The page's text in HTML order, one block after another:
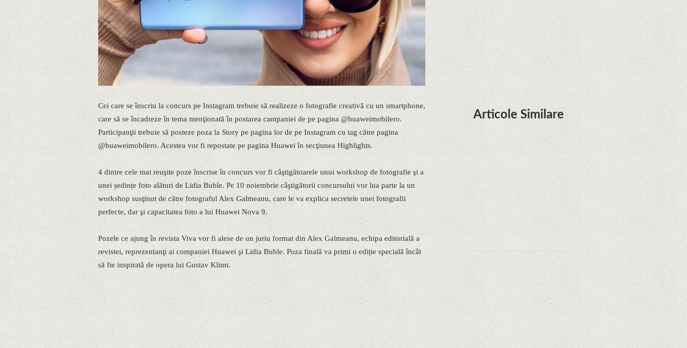
Cei care se înscriu la concurs pe Instagram trebuie să realizeze o fotografie creativă cu un smartphone,
care să se încadreze în tema menţionată în postarea campaniei de pe pagina @huaweimobilero.
Participanţii trebuie să posteze poza la Story pe pagina lor de pe Instagram cu tag către pagina
@huaweimobilero. Acestea vor fi repostate pe pagina Huawei în secţiunea Highlights.
4 dintre cele mai reuşite poze înscrise în concurs vor fi câştigătoarele unui workshop de fotografie şi a
unei ședințe foto alături de Lidia Buble. Pe 10 noiembrie câştigătorii concursului vor lua parte la un
workshop susţinut de către fotograful Alex Galmeanu, care le va explica secretele unei fotografii
perfecte, dar şi capacitatea foto a lui Huawei Nova 9.
Pozele ce ajung în revista Viva vor fi alese de un juriu format din Alex Galmeanu, echipa editorială a
revistei, reprezentanţi ai companiei Huawei şi Lidia Buble. Poza finală va primi o ediție specială încât
să fie inspirată de opera lui Gustav Klimt.
Huawei P50 primeşte o posibilă
dată de lansare şi e mai curând
decât credeam; Are cameră
telephoto cu zoom optic variabil
Articole Similare